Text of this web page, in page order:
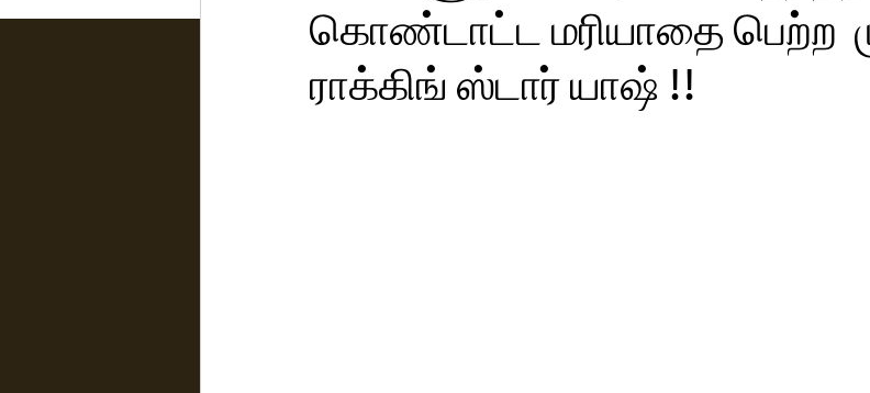
Tv newsகொண்டாட்ட மரியாதை பெற்ற
ராக்கிங் ஸ்டார் யாஷ் !!